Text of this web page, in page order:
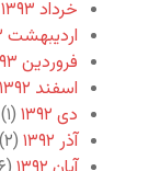
خرداد ۱۳۹۳
اردیبهشت ۱۳۹۳
فروردین ۱۳۹۳
اسفند ۱۳۹۲
دی ۱۳۹۲
(۱)
آذر ۱۳۹۲
(۲)